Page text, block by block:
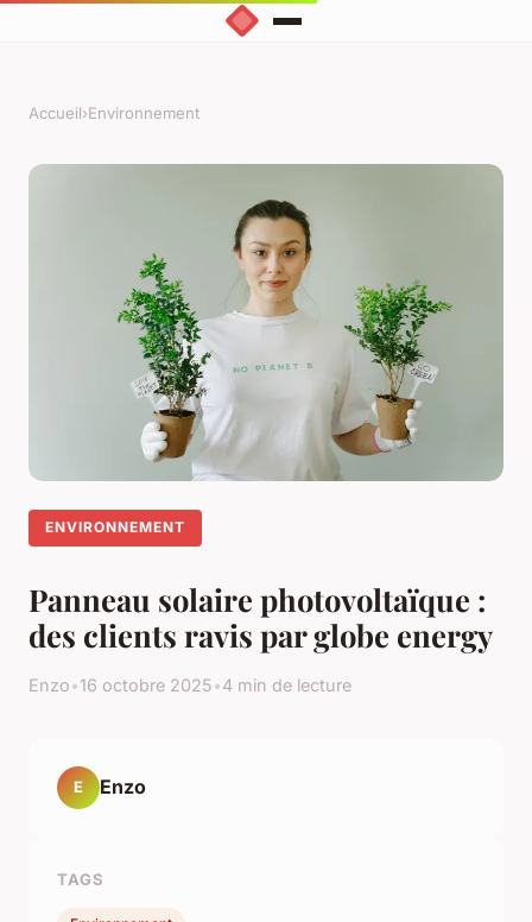
Accueil›Environnement
ENVIRONNEMENT
Panneau solaire photovoltaïque :
des clients ravis par globe energy
Enzo•16 octobre 2025•4 min de lecture
E Enzo
TAGS